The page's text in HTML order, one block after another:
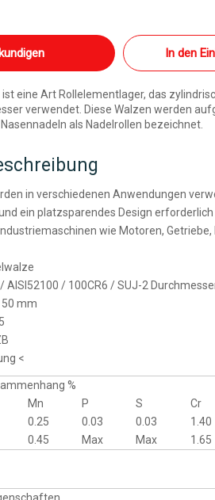
In den
ist eine Art Rollelementlager, das
verwendet. Diese Walzen werden
als Nadelrollen bezeichnet.
in verschiedenen Anwendungen
ein platzsparendes Design erforderlich
wie Motoren,
/ AISI52100 / 100CR6 / SUJ-2
50 mm
<
%
Mn P S Cr
0.25 0.03 0.03 1.40
0.45 Max Max 1.65